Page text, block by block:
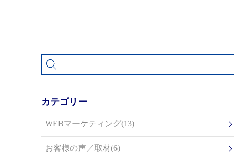
カテゴリー
WEBマーケティング(13)
お客様の声／取材(6)